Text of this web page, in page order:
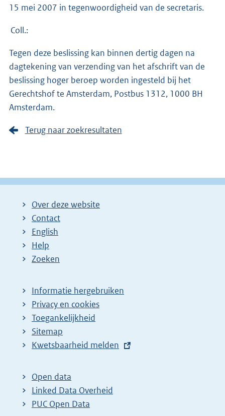
15 mei 2007 in tegenwoordigheid van de secretaris.
Coll.:
Tegen deze beslissing kan binnen dertig dagen na
dagtekening van verzending van het afschrift van de
beslissing hoger beroep worden ingesteld bij het
Gerechtshof te Amsterdam, Postbus 1312, 1000 BH
Amsterdam.
Terug naar zoekresultaten
Over deze website
Contact
English
Help
Zoeken
Informatie hergebruiken
Privacy en cookies
Toegankelijkheid
Sitemap
E
t
e
r
Kwetsbaarheid melden
Open data
Linked Data Overheid
PUC Open Data